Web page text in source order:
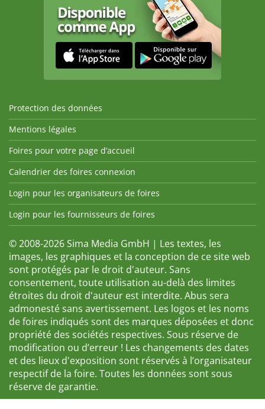
Protection des données
Mentions légales
Foires pour votre page d’accueil
Calendrier des foires connexion
Login pour les organisateurs de foires
Login pour les fournisseurs de foires
© 2008-2026 Sima Media GmbH | Les textes, les
images, les graphiques et la conception de ce site web
sont protégés par le droit d'auteur. Sans
consentement, toute utilisation au-delà des limites
étroites du droit d'auteur est interdite. Abus sera
admonesté sans avertissement. Les logos et les noms
de foires indiqués sont des marques déposées et donc
propriété des sociétés respectives. Sous réserve de
modification ou d’erreur ! Les changements des dates
et des lieux d'exposition sont réservés à l’organisateur
respectif de la foire. Toutes les données sont sous
réserve de garantie.